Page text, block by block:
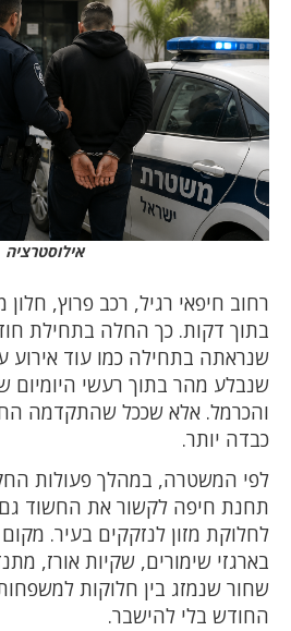
אילוסטרציה
רחוב חיפאי רגיל, רכב פרוץ,
בתוך דקות. כך החלה בתחילת
שנראתה בתחילה כמו עוד אירוע
שנבלע מהר בתוך רעשי
והכרמל. אלא שככל שהתקדמה
כבדה יותר.
לפי המשטרה, במהלך פעולות
תחנת חיפה לקשור את החשוד גם
לחלוקת מזון לנזקקים בעיר.
בארגזי שימורים, שקיות אורז,
שחור שנמזג בין חלוקות
החודש בלי להישבר.